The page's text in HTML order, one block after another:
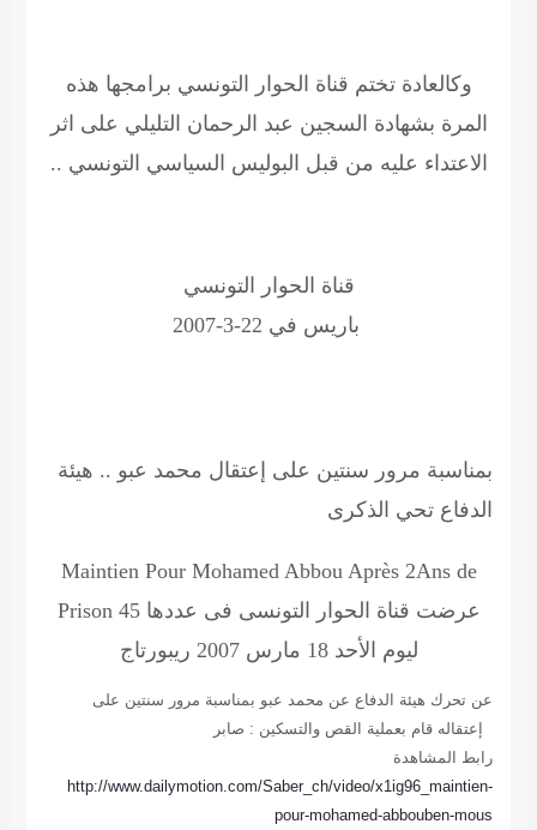
وكالعادة تختم قناة الحوار التونسي برامجها هذه
المرة بشهادة السجين عبد الرحمان التليلي على اثر
الاعتداء عليه من قبل البوليس السياسي التونسي ..
قناة الحوار التونسي
باريس في 22-3-2007
بمناسبة مرور سنتين على إعتقال محمد عبو .. هيئة
الدفاع تحي الذكرى
Maintien Pour Mohamed Abbou Après 2Ans de
Prison عرضت قناة الحوار التونسى فى عددها 45
ليوم الأحد 18 مارس 2007 ريبورتاج
إعتقاله قام بعملية القص والتسكين : صابر
رابط المشاهدة
http://www.dailymotion.com/Saber_ch/video/x1ig96_maintien-
pour-mohamed-abbouben-mous